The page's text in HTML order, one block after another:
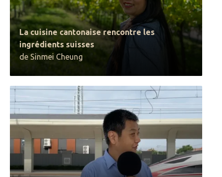
La cuisine cantonaise rencontre les
ingrédients suisses
de Sinmei Cheung